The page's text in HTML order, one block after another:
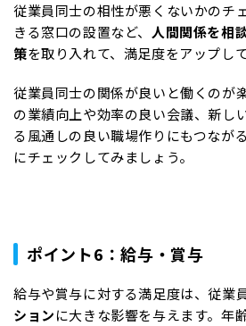
従業員同士の相性が悪くないかのチ
きる窓口の設置など、 人間関係を相
策を取り入れて、満足度をアップし
従業員同士の関係が良いと働くのが
の業績向上や効率の良い会議、新し
る風通しの良い職場作りにもつなが
にチェックしてみましょう。
ポイント6：給与・賞与
給与や賞与に対する満足度は、従業
ションに大きな影響を与えます。年